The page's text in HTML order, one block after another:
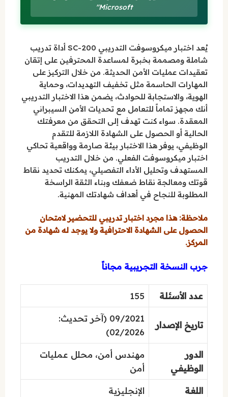
Microsoft"
يُعد اختبار ميكروسوفت التدريبي SC-200 أداة تدريب
شاملة ومصممة بخبرة لمساعدة المحترفين على إتقان
تعقيدات عمليات الأمن الحديثة. من خلال التركيز على
المهارات الحاسمة مثل تخفيف التهديدات، وحماية
الهوية، والاستجابة للحوادث، يضمن هذا الاختبار التدريبي
أنك مجهز تماماً للتعامل مع تحديات الأمن السيبراني
المعقدة. سواء كنت تهدف إلى التحقق من معرفتك
الحالية أو الحصول على الشهادة اللازمة للتقدم
الوظيفي، يوفر هذا الاختبار بيئة صارمة وواقعية تحاكي
اختبار ميكروسوفت الفعلي. من خلال التدريب
المستهدف وتحليل الأداء التفصيلي، يمكنك تحديد نقاط
قوتك ومعالجة نقاط ضعفك وبناء الثقة الراسخة
المطلوبة للنجاح في أهداف شهادتك المهنية.
ملاحظة: هذا مجرد اختبار تدريبي للتحضير لامتحان
الحصول على الشهادة الاحترافية ولا يوجد له شهادة من
المركز.
جرب النسخة التجريبية مجاناً
عدد الأسئلة 155
تاريخ الإصدار
09/2021 (آخر تحديث:
02/2026)
الدور
الوظيفي
مهندس أمن، محلل عمليات
أمن
اللغة الإنجليزية